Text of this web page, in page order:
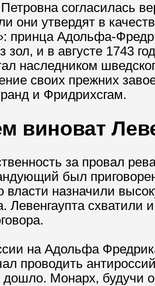
согласилась
они утвердят в
принца Адольфа-
зол, и в августе 1743
наследником
своих прежних
и Фридрихсгам.
виноват
за провал
был
назначили
Левенгаупта схватили
на Адольфа
проводить
Монарх, будучи